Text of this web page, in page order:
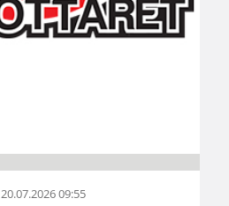
20.07.2026 09:55